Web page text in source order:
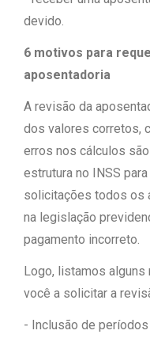
devido.
6 motivos para
aposentadoria
A revisão da
dos valores corretos,
erros nos cálculos
estrutura no INSS
solicitações todos os
na legislação
pagamento incorreto.
Logo, listamos
você a solicitar a
- Inclusão de